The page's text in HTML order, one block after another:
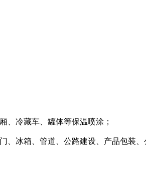
冷藏车、罐体等保温喷涂；
冰箱、管道、公路建设、产品包装、